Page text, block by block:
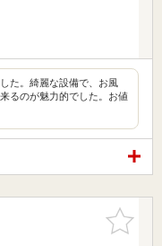
た。綺麗な設備で、お風
るのが魅力的でした。お値
お気に入
りに追加